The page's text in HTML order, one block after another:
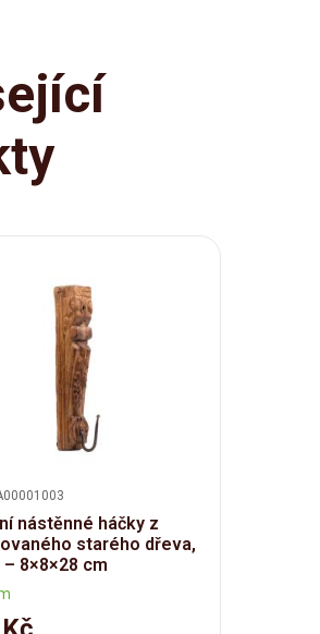
nástěnné háčky z
starého dřeva,
– 8×8×28 cm